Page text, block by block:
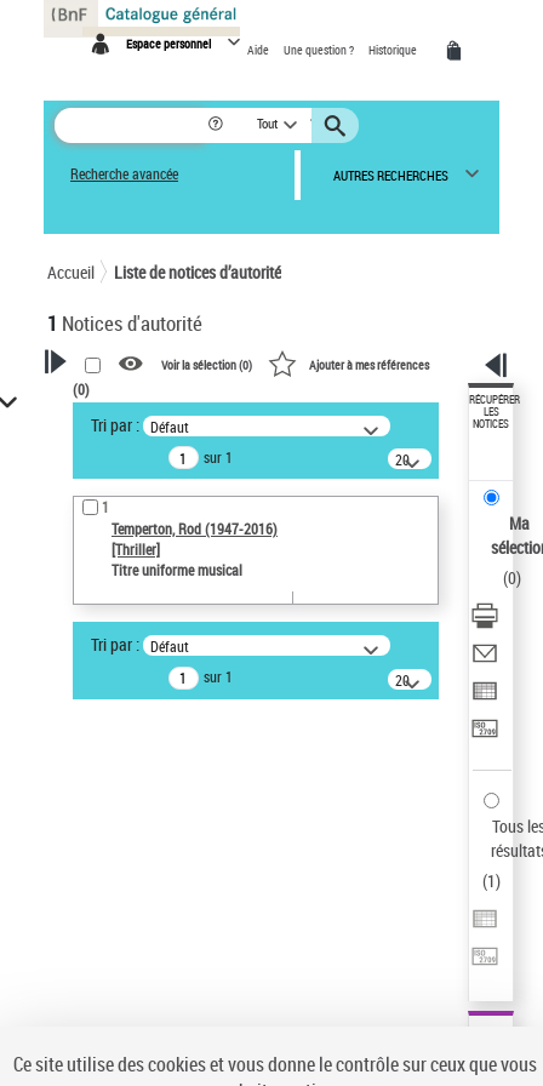
Espace personnel Aide Une question ? Historique
Tout
Recherche avancée AUTRES RECHERCHES
Accueil Liste de notices d’autorité
1 Notices d'autorité
VOTRE RECHERCHE
Recherche avancée dans les
notices d’autorité
Œuvres liées à l'auteur :
Temperton, Rod (1947-2016)
Sauvegarder votre recherche
AFFINER
Type de notice d'autorité
Voir la sélection (0) Ajouter à mes références
(0)
Tri par : Défaut
sur 1
20
résultats/page
1
Temperton, Rod (1947-2016)
[Thriller]
Titre uniforme musical
Tri par : Défaut
sur 1
20
résultats/page
RÉCUPÉRER
LES
NOTICES
Ma
(0)
Tous
(1)
Panneau de gestion des cookies
Ce site utilise des cookies et vous donne le contrôle sur ceux que vous